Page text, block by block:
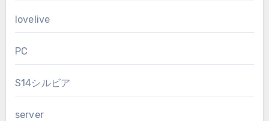
lovelive
PC
S14シルビア
server